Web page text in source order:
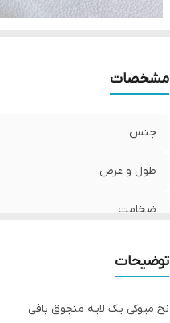
مشخصات
جنس
طول و عرض
ضخامت
توضیحات
نخ میوکی یک لایه منجوق بافی